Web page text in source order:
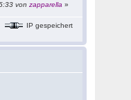
vonzapparella »
IP gespeichert